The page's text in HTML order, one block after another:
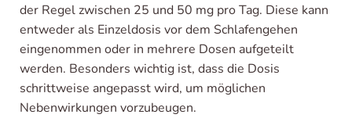
der Regel zwischen 25 und 50 mg pro Tag. Diese kann
entweder als Einzeldosis vor dem Schlafengehen
eingenommen oder in mehrere Dosen aufgeteilt
werden. Besonders wichtig ist, dass die Dosis
schrittweise angepasst wird, um möglichen
Nebenwirkungen vorzubeugen.